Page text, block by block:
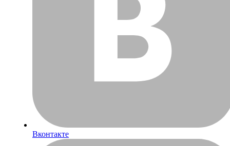
Вконтакте